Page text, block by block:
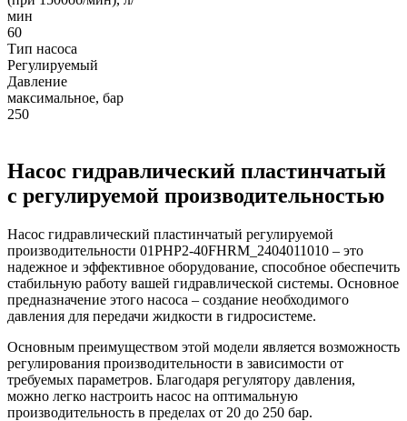
мин
60
Тип насоса
Регулируемый
Давление
максимальное, бар
250
Насос гидравлический пластинчатый
с регулируемой производительностью
Насос гидравлический пластинчатый регулируемой
производительности 01PHP2-40FHRM_2404011010 – это
надежное и эффективное оборудование, способное обеспечить
стабильную работу вашей гидравлической системы. Основное
предназначение этого насоса – создание необходимого
давления для передачи жидкости в гидросистеме.
Основным преимуществом этой модели является возможность
регулирования производительности в зависимости от
требуемых параметров. Благодаря регулятору давления,
можно легко настроить насос на оптимальную
производительность в пределах от 20 до 250 бар.